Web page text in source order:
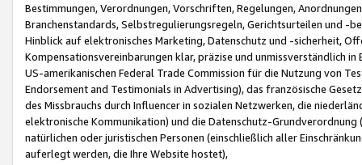
Bestimmungen, Verordnungen, Vorschriften, Regelungen,
Branchenstandards, Selbstregulierungsregeln, Gerichtsurteilen und -
Hinblick auf elektronisches Marketing, Datenschutz und -sicherheit,
Kompensationsvereinbarungen klar, präzise und unmissverständlich
US-amerikanischen Federal Trade Commission für die Nutzung von
Endorsement and Testimonials in Advertising), das französische
des Missbrauchs durch Influencer in sozialen Netzwerken, die
elektronische Kommunikation) und die Datenschutz-
natürlichen oder juristischen Personen (einschließlich aller
auferlegt werden, die Ihre Website hostet),